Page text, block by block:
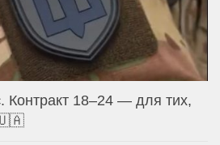
Контракт 18–24 — для тих,
🇺🇦